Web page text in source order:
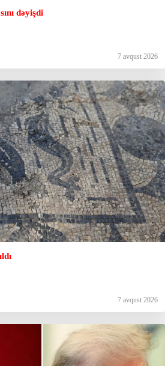
dəyişdi
7 avqust 2026
7 avqust 2026